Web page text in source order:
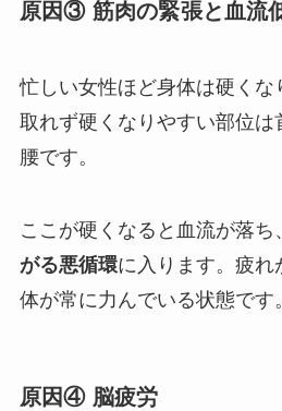
原因③ 筋肉の緊張と血流
忙しい女性ほど身体は硬くな
取れず硬くなりやすい部位は
腰です。
ここが硬くなると血流が落ち、
がる悪循環に入ります。疲れ
体が常に力んでいる状態です。
原因④ 脳疲労